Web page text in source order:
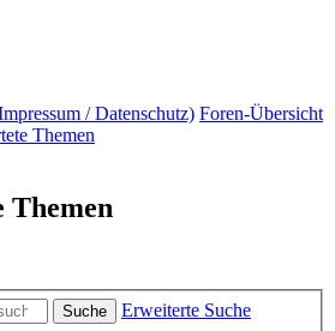
/ Datenschutz) Foren-Übersicht
Themen
Themen
Suche
Erweiterte Suche